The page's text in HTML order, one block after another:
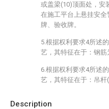
Description
或盖梁(10)顶面处，安
在施工平台上悬挂安
牌、验收牌。
5.根据权利要求4所述
艺，其特征在于：钢筋
6.根据权利要求4所述
艺，其特征在于：吊杆